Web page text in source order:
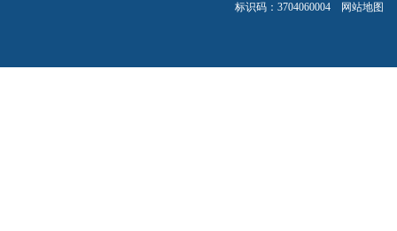
标识码：3704060004 网站地图